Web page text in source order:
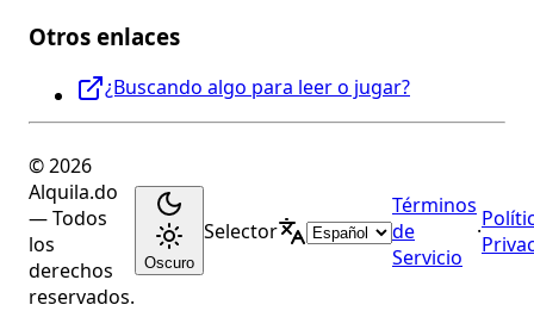
Otros enlaces
¿Buscando algo para leer o jugar?
© 2026
Alquila.do
— Todos
los
derechos
reservados.
Oscuro
Selector
Términos
de
Servicio
·